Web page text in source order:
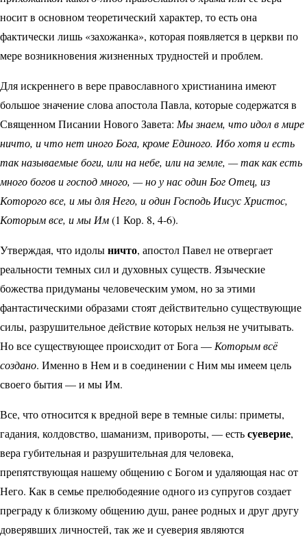
носит в основном теоретический характер, то есть она
фактически лишь «захожанка», которая появляется в церкви по
мере возникновения жизненных трудностей и проблем.
Для искреннего в вере православного христианина имеют
большое значение слова апостола Павла, которые содержатся в
Священном Писании Нового Завета: Мы знаем, что идол в мире
ничто, и что нет иного Бога, кроме Единого. Ибо хотя и есть
так называемые боги, или на небе, или на земле, — так как есть
много богов и господ много, — но у нас один Бог Отец, из
Которого все, и мы для Него, и один Господь Иисус Христос,
Которым все, и мы Им(1 Кор. 8, 4-6).
Утверждая, что идолыничто, апостол Павел не отвергает
реальности темных сил и духовных существ. Языческие
божества придуманы человеческим умом, но за этими
фантастическими образами стоят действительно существующие
силы, разрушительное действие которых нельзя не учитывать.
Но все существующее происходит от Бога — Которым всё
создано. Именно в Нем и в соединении с Ним мы имеем цель
своего бытия — и мы Им.
Все, что относится к вредной вере в темные силы: приметы,
гадания, колдовство, шаманизм, привороты, — естьсуеверие,
вера губительная и разрушительная для человека,
препятствующая нашему общению с Богом и удаляющая нас от
Него. Как в семье прелюбодеяние одного из супругов создает
преграду к близкому общению душ, ранее родных и друг другу
доверявших личностей, так же и суеверия являются